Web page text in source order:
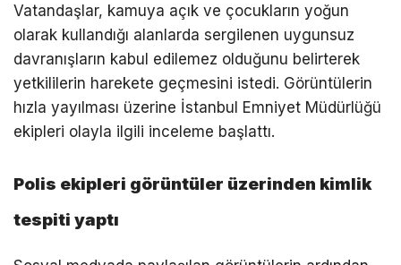
Vatandaşlar, kamuya açık ve çocukların yoğun
olarak kullandığı alanlarda sergilenen uygunsuz
davranışların kabul edilemez olduğunu belirterek
yetkililerin harekete geçmesini istedi. Görüntülerin
hızla yayılması üzerine İstanbul Emniyet Müdürlüğü
ekipleri olayla ilgili inceleme başlattı.
Polis ekipleri görüntüler üzerinden kimlik
tespiti yaptı